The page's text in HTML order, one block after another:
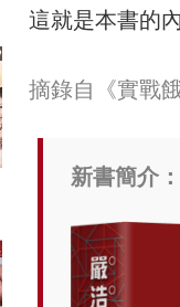
這就是本書的內
摘錄自《實戰
新書簡介：